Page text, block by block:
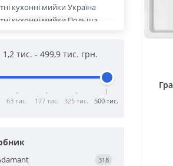
кухонні мийки Україна
кухонні мийки Польща
кухонні мийки Італія
кухонні мийки
з крилом
кухонні мийки
кухонні мийки Одночашеві
кухонні мийки Двочашеві з
1,2 тис. - 499,9 тис. грн.
63 тис. 177 тис. 325 тис. 500 тис.
318